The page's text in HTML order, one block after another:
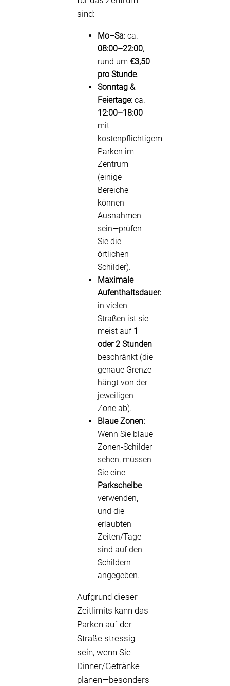
sind:
Mo–Sa: ca.
08:00–22:00,
rund um €3,50
pro Stunde.
Sonntag &
Feiertage: ca.
12:00–18:00
mit
kostenpflichtigem
Parken im
Zentrum
(einige
Bereiche
können
Ausnahmen
sein—prüfen
Sie die
örtlichen
Schilder).
Maximale
Aufenthaltsdauer:
in vielen
Straßen ist sie
meist auf 1
oder 2 Stunden
beschränkt (die
genaue Grenze
hängt von der
jeweiligen
Zone ab).
Blaue Zonen:
Wenn Sie blaue
Zonen-Schilder
sehen, müssen
Sie eine
Parkscheibe
verwenden,
und die
erlaubten
Zeiten/Tage
sind auf den
Schildern
angegeben.
Aufgrund dieser
Zeitlimits kann das
Parken auf der
Straße stressig
sein, wenn Sie
Dinner/Getränke
planen—besonders